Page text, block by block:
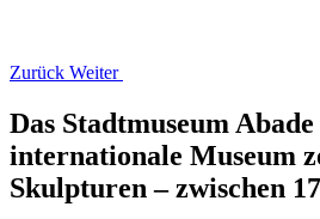
Zurück Weiter
Das Stadtmuseum
internationale Museum
Skulpturen – zwischen